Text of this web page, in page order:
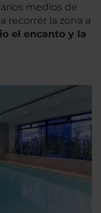
medios de
recorrer la zona a
el encanto y la